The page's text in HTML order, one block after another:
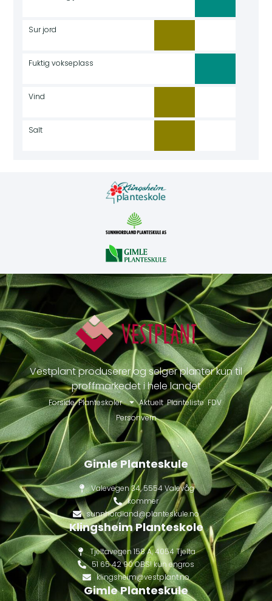
Sur jord
Fuktig vokseplass
Vind
Salt
Vestplant produserer og selger planter kun til
proffmarkedet i hele landet
Forside Planteskoler Aktuelt Planteliste FDV
Personvern
Gimle Planteskule
Valevegen 34, 5554 Valevåg
kommer
sunnhordland@planteskule.no
Klingsheim Planteskole
Tjeltavegen 158 A, 4054 Tjelta
51 65 42 90 OBS! kun engros
klingsheim@vestplant.no
Gimle Planteskule